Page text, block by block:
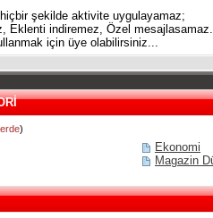
şekilde aktivite uygulayamaz;
Eklenti indiremez, Özel mesajlasamaz.
için üye olabilirsiniz...
)
Ekonomi
Magazin